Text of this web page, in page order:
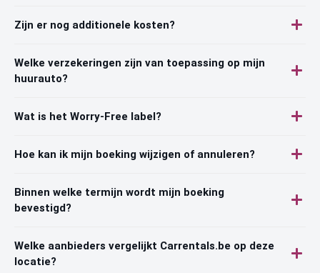
Zijn er nog additionele kosten?
Welke verzekeringen zijn van toepassing op mijn
huurauto?
Wat is het Worry-Free label?
Hoe kan ik mijn boeking wijzigen of annuleren?
Binnen welke termijn wordt mijn boeking
bevestigd?
Welke aanbieders vergelijkt Carrentals.be op deze
locatie?